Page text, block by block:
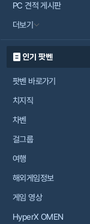
PC 견적 게시판
더보기
인기 팟벤
팟벤 바로가기
치지직
차벤
걸그룹
여행
해외게임정보
게임 영상
HyperX OMEN